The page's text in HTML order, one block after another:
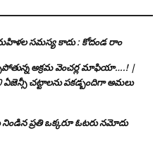
సమస్య కాదు : కోదండ రాం
అక్రమ వెంచర్ల మాఫియా….! |
ఏజెన్సీ చట్టాలను పకడ్బందిగా అమలు
నిండిన ప్రతి ఒక్కరూ ఓటరు నమోదు